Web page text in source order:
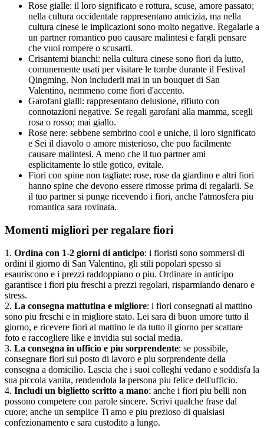
Rose gialle: il loro significato e rottura, scuse, amore passato;
nella cultura occidentale rappresentano amicizia, ma nella
cultura cinese le implicazioni sono molto negative. Regalarle a
un partner romantico puo causare malintesi e fargli pensare
che vuoi rompere o scusarti.
Crisantemi bianchi: nella cultura cinese sono fiori da lutto,
comunemente usati per visitare le tombe durante il Festival
Qingming. Non includerli mai in un bouquet di San
Valentino, nemmeno come fiori d'accento.
Garofani gialli: rappresentano delusione, rifiuto con
connotazioni negative. Se regali garofani alla mamma, scegli
rosa o rosso; mai giallo.
Rose nere: sebbene sembrino cool e uniche, il loro significato
e Sei il diavolo o amore misterioso, che puo facilmente
causare malintesi. A meno che il tuo partner ami
esplicitamente lo stile gotico, evitale.
Fiori con spine non tagliate: rose, rose da giardino e altri fiori
hanno spine che devono essere rimosse prima di regalarli. Se
il tuo partner si punge ricevendo i fiori, anche l'atmosfera piu
romantica sara rovinata.
Momenti migliori per regalare fiori
1. Ordina con 1-2 giorni di anticipo: i fioristi sono sommersi di
ordini il giorno di San Valentino, gli stili popolari spesso si
esauriscono e i prezzi raddoppiano o piu. Ordinare in anticipo
garantisce i fiori piu freschi a prezzi regolari, risparmiando denaro e
stress.
2. La consegna mattutina e migliore: i fiori consegnati al mattino
sono piu freschi e in migliore stato. Lei sara di buon umore tutto il
giorno, e ricevere fiori al mattino le da tutto il giorno per scattare
foto e raccogliere like e invidia sui social media.
3. La consegna in ufficio e piu sorprendente: se possibile,
consegnare fiori sul posto di lavoro e piu sorprendente della
consegna a domicilio. Lascia che i suoi colleghi vedano e soddisfa la
sua piccola vanita, rendendola la persona piu felice dell'ufficio.
4. Includi un biglietto scritto a mano: anche i fiori piu belli non
possono competere con parole sincere. Scrivi qualche frase dal
cuore; anche un semplice Ti amo e piu prezioso di qualsiasi
confezionamento e sara custodito a lungo.